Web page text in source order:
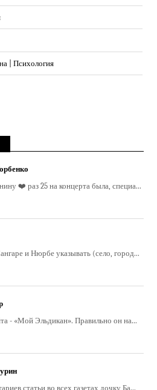
| Психология
❤️ раз 25 на концерта была, специа...
и Нюрбе указывать (село, город...
- «Мой Эльдикан». Правильно он на...
статьи во всех газетах дочку Ба...